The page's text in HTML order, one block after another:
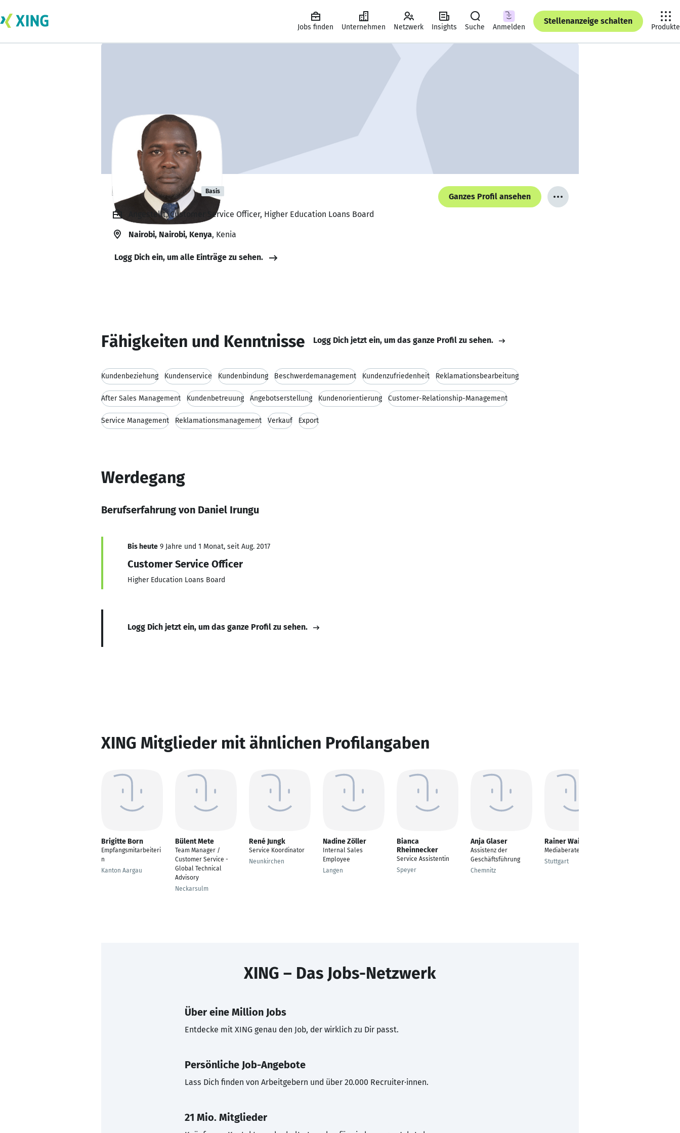
Jobs finden Unternehmen Netzwerk Insights Suche Anmelden
Stellenanzeige schalten
Produkte
Daniel Irungu Basis
Ganzes Profil ansehen
Angestellt, Customer Service Officer, Higher Education Loans Board
Nairobi, Nairobi, Kenya, Kenia
Logg Dich ein, um alle Einträge zu sehen.
Fähigkeiten und Kenntnisse Logg Dich jetzt ein, um das ganze Profil zu sehen.
Kundenbeziehung Kundenservice Kundenbindung Beschwerdemanagement Kundenzufriedenheit Reklamationsbearbeitung
After Sales Management Kundenbetreuung Angebotserstellung Kundenorientierung Customer-Relationship-Management
Service Management Reklamationsmanagement Verkauf Export
Werdegang
Berufserfahrung von Daniel Irungu
Bis heute 9 Jahre und 1 Monat, seit Aug. 2017
Customer Service Officer
Higher Education Loans Board
Logg Dich jetzt ein, um das ganze Profil zu sehen.
XING Mitglieder mit ähnlichen Profilangaben
Brigitte Born
Empfangsmitarbeiteri
n
Kanton Aargau
Bülent Mete
Team Manager /
Customer Service -
Global Technical
Advisory
Neckarsulm
René Jungk
Service Koordinator
Neunkirchen
Nadine Zöller
Internal Sales
Employee
Langen
Bianca
Rheinnecker
Service Assistentin
Speyer
Anja Glaser
Assistenz der
Geschäftsführung
Chemnitz
Rainer Waidelich
Mediaberater
Stuttgart
XING – Das Jobs-Netzwerk
Über eine Million Jobs
Entdecke mit XING genau den Job, der wirklich zu Dir passt.
Persönliche Job-Angebote
Lass Dich finden von Arbeitgebern und über 20.000 Recruiter·innen.
21 Mio. Mitglieder